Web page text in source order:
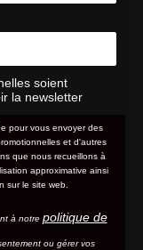
soient
la newsletter
pour vous envoyer des
et d'autres
que nous recueillons à
approximative ainsi
sur le site web.
à notre politique de
ou gérer vos